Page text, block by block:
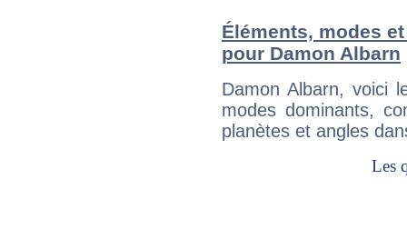
Éléments, modes
pour Damon Albarn
Damon Albarn, voici
modes dominants,
planètes et angles